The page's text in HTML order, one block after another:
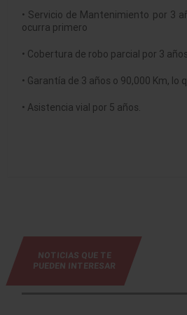
• Servicio de Mantenimiento por 3
ocurra primero
• Cobertura de robo parcial por 3 años
• Garantía de 3 años o 90,000 Km, lo
• Asistencia vial por 5 años.
NOTICIAS QUE TE
PUEDEN INTERESAR